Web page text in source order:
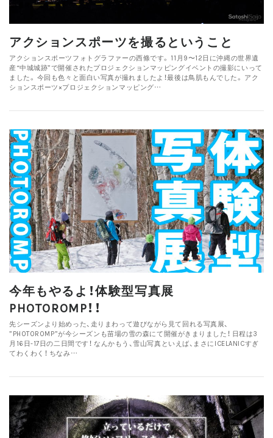
アクションスポーツを撮るということ
アクションスポーツフォトグラファーの西條です。 11月9〜12日に沖縄の世界遺
産“中城城跡”で開催されたプロジェクションマッピングイベントの撮影にいって
ました。 今回も色々と面白い写真が撮れましたよ！最後は鳥肌もんでした。 アク
ションスポーツ×プロジェクションマッピング…
今年もやるよ！体験型写真展
PHOTOROMP！！
先シーズンより始めった、走りまわって遊びながら見て回れる写真展、
”PHOTOROMP”が今シーズンも苗場の雪の森にて開催がきまりました！ 日程は3
月16日-17日の二日間です！ なんかもう、雪山写真といえば、まさにICELANICすぎ
てわくわく！ ちなみ…